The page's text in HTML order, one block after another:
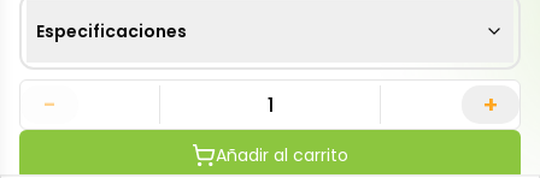
Especificaciones
- +
Añadir al carrito